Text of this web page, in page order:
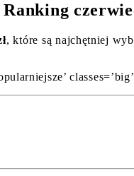
, które są najchętniej